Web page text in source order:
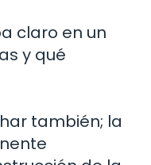
claro en un
y qué
también; la